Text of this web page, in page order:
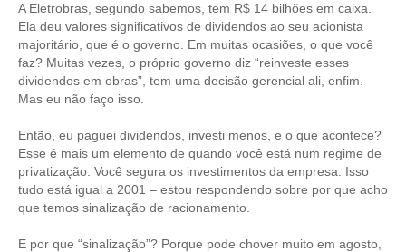
ASSOCIE-SE
ATUALIZAÇÃO CADASTRAL
NÚCLEO JOVEM
A Eletrobras, segundo sabemos, tem R$ 14 bilhões em caixa.
Ela deu valores significativos de dividendos ao seu acionista
majoritário, que é o governo. Em muitas ocasiões, o que você
faz? Muitas vezes, o próprio governo diz “reinveste esses
dividendos em obras”, tem uma decisão gerencial ali, enfim.
Mas eu não faço isso.
Então, eu paguei dividendos, investi menos, e o que acontece?
Esse é mais um elemento de quando você está num regime de
privatização. Você segura os investimentos da empresa. Isso
tudo está igual a 2001 – estou respondendo sobre por que acho
que temos sinalização de racionamento.
E por que “sinalização”? Porque pode chover muito em agosto,